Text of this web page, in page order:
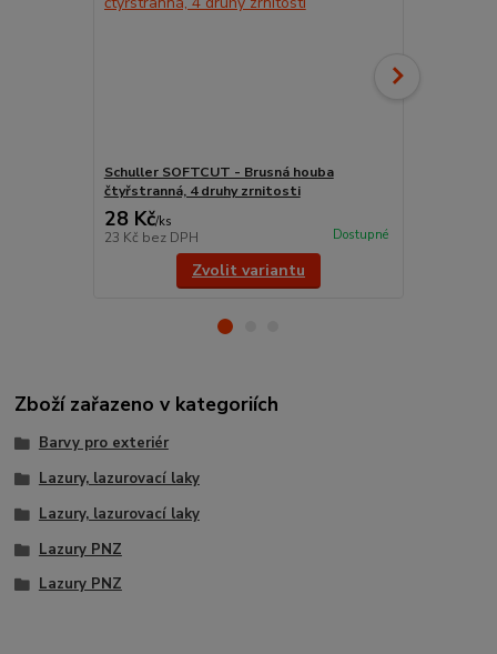
Schuller SOFTCUT - Brusná houba
čtyřstranná, 4 druhy zrnitosti
28 Kč/ks
23 Kč bez DPH Dostupné
Zvolit variantu
Zboží zařazeno v kategoriích
Barvy pro exteriér
Lazury, lazurovací laky
Lazury, lazurovací laky
Lazury PNZ
Lazury PNZ